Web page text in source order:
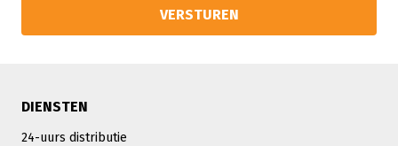
DIENSTEN
24-uurs distributie